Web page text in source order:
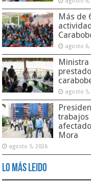
Más de
agosto 6,
Ministra
agosto 5,
trabajos
Mora
agosto 5, 2026
Lo Más Leido